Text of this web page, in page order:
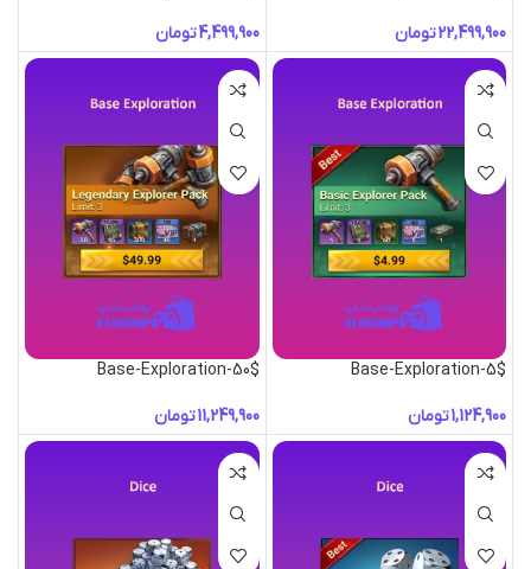
تومان تومان
Base-Exploration-5$
تومان
Base-Exploration-50$
تومان